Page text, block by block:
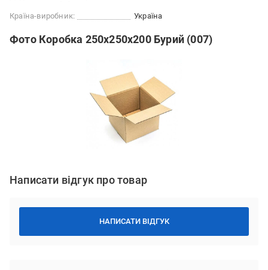
Країна-виробник: Україна
Фото Коробка 250х250х200 Бурий (007)
Написати відгук про товар
НАПИСАТИ ВІДГУК